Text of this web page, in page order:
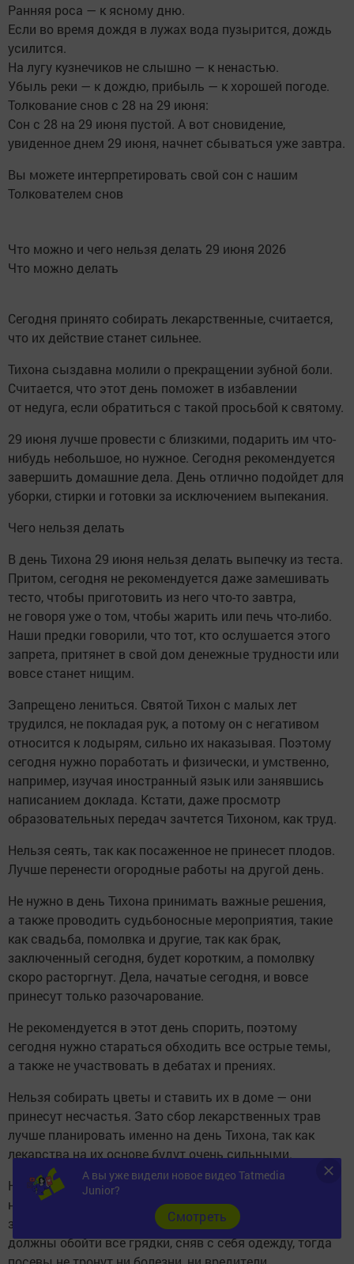
Ранняя роса — к ясному дню.
Если во время дождя в лужах вода пузырится, дождь
усилится.
На лугу кузнечиков не слышно — к ненастью.
Убыль реки — к дождю, прибыль — к хорошей погоде.
Толкование снов с 28 на 29 июня:
Сон с 28 на 29 июня пустой. А вот сновидение,
увиденное днем 29 июня, начнет сбываться уже завтра.
Вы можете интерпретировать свой сон с нашим
Толкователем снов
Что можно и чего нельзя делать 29 июня 2026
Что можно делать
Сегодня принято собирать лекарственные, считается,
что их действие станет сильнее.
Тихона сыздавна молили о прекращении зубной боли.
Считается, что этот день поможет в избавлении
от недуга, если обратиться с такой просьбой к святому.
29 июня лучше провести с близкими, подарить им что-
нибудь небольшое, но нужное. Сегодня рекомендуется
завершить домашние дела. День отлично подойдет для
уборки, стирки и готовки за исключением выпекания.
Чего нельзя делать
В день Тихона 29 июня нельзя делать выпечку из теста.
Притом, сегодня не рекомендуется даже замешивать
тесто, чтобы приготовить из него что-то завтра,
не говоря уже о том, чтобы жарить или печь что-либо.
Наши предки говорили, что тот, кто ослушается этого
запрета, притянет в свой дом денежные трудности или
вовсе станет нищим.
Запрещено лениться. Святой Тихон с малых лет
трудился, не покладая рук, а потому он с негативом
относится к лодырям, сильно их наказывая. Поэтому
сегодня нужно поработать и физически, и умственно,
например, изучая иностранный язык или занявшись
написанием доклада. Кстати, даже просмотр
образовательных передач зачтется Тихоном, как труд.
Нельзя сеять, так как посаженное не принесет плодов.
Лучше перенести огородные работы на другой день.
Не нужно в день Тихона принимать важные решения,
а также проводить судьбоносные мероприятия, такие
как свадьба, помолвка и другие, так как брак,
заключенный сегодня, будет коротким, а помолвку
скоро расторгнут. Дела, начатые сегодня, и вовсе
принесут только разочарование.
Не рекомендуется в этот день спорить, поэтому
сегодня нужно стараться обходить все острые темы,
а также не участвовать в дебатах и прениях.
Нельзя собирать цветы и ставить их в доме — они
принесут несчастья. Зато сбор лекарственных трав
лучше планировать именно на день Тихона, так как
лекарства на их основе будут очень сильными.
Не нужно 29 июня пропалывать грядки женщинам —
ничего не вырастет. Этим в день Тихона должны
заниматься девушки, притом, перед работой они
должны обойти все грядки, сняв с себя одежду, тогда
А вы уже видели новое видео Tatmedia
Junior?
Cмотреть